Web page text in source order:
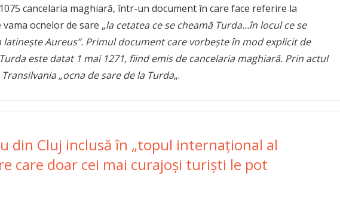
cancelaria maghiară, într-un document în care face referire la
ocnelor de sare „la cetatea ce se cheamă Turda…în locul ce se
Aureus”. Primul document care vorbește în mod explicit de
este datat 1 mai 1271, fiind emis de cancelaria maghiară. Prin actul
„ocna de sare de la Turda„.
din Cluj inclusă în „topul internaţional al
care doar cei mai curajoşi turişti le pot